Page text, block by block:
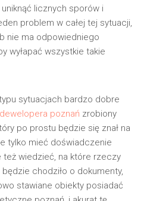
licznych sporów i
problem w całej tej sytuacji,
nie ma odpowiedniego
wyłapać wszystkie takie
sytuacjach bardzo dobre
poznań zrobiony
po prostu będzie się znał na
tylko mieć doświadczenie
wiedzieć, na które rzeczy
chodziło o dokumenty,
stawiane obiekty posiadać